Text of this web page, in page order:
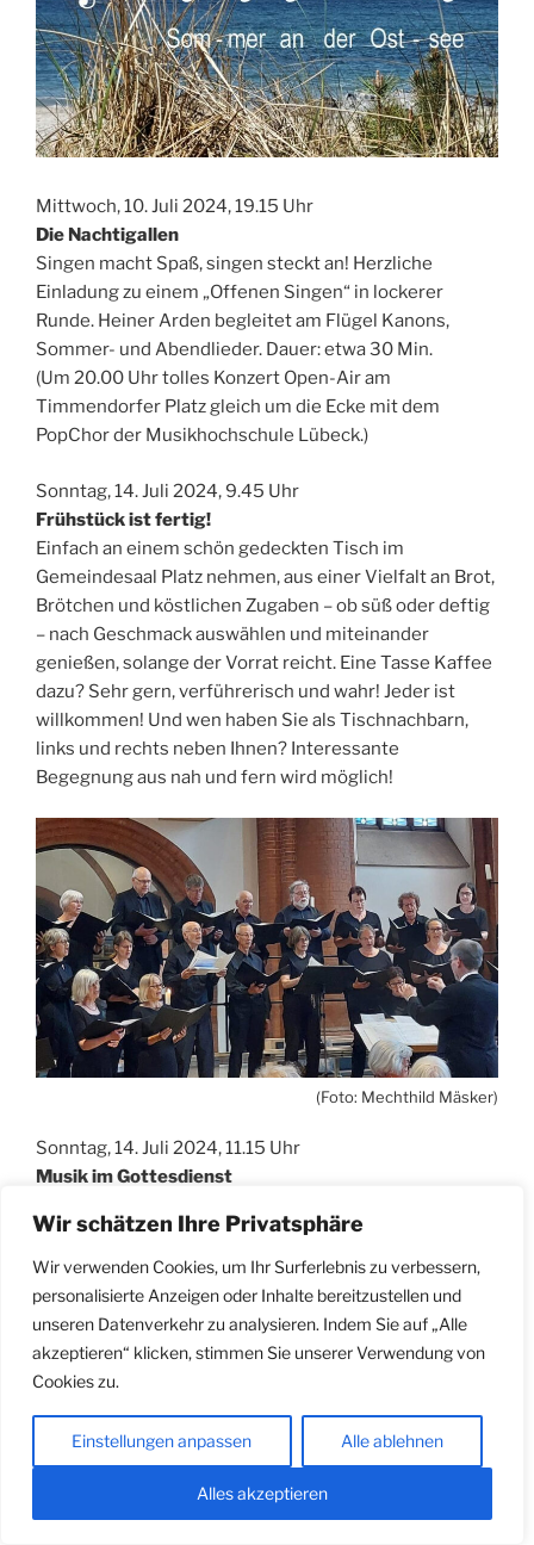
Wir schätzen Ihre Privatsphäre
Wir verwenden Cookies, um Ihr Surferlebnis zu verbessern,
personalisierte Anzeigen oder Inhalte bereitzustellen und
unseren Datenverkehr zu analysieren. Indem Sie auf „Alle
akzeptieren“ klicken, stimmen Sie unserer Verwendung von
Cookies zu.
Einstellungen anpassen Alle ablehnen
Alles akzeptieren
Mittwoch, 10. Juli 2024, 19.15 Uhr
Die Nachtigallen
Singen macht Spaß, singen steckt an! Herzliche
Einladung zu einem „Offenen Singen“ in lockerer
Runde. Heiner Arden begleitet am Flügel Kanons,
Sommer- und Abendlieder. Dauer: etwa 30 Min.
(Um 20.00 Uhr tolles Konzert Open-Air am
Timmendorfer Platz gleich um die Ecke mit dem
PopChor der Musikhochschule Lübeck.)
Sonntag, 14. Juli 2024, 9.45 Uhr
Frühstück ist fertig!
Einfach an einem schön gedeckten Tisch im
Gemeindesaal Platz nehmen, aus einer Vielfalt an Brot,
Brötchen und köstlichen Zugaben – ob süß oder deftig
– nach Geschmack auswählen und miteinander
genießen, solange der Vorrat reicht. Eine Tasse Kaffee
dazu? Sehr gern, verführerisch und wahr! Jeder ist
willkommen! Und wen haben Sie als Tischnachbarn,
links und rechts neben Ihnen? Interessante
Begegnung aus nah und fern wird möglich!
(Foto: Mechthild Mäsker)
Sonntag, 14. Juli 2024, 11.15 Uhr
Musik im Gottesdienst
Jenkins
Propsteichor Lübeck, Leitung: Heiner Arden
Orgel: Petra Heinzinger
Dienstag, 16. Juli 2024, 11.15 Uhr
Wir bauen eine Orgel
Stille Anbetung – „Komm und sieh!“ – Joh 1,46
Zu Ruhe kommen, maximale Stille entstehen lassen,